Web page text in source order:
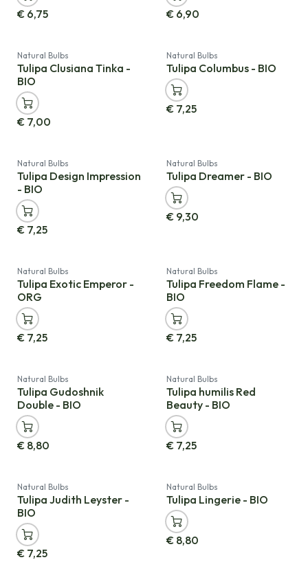
€ 6,75 € 6,90
Natural Bulbs
Tulipa Clusiana Tinka -
BIO
€ 7,00
Natural Bulbs
Tulipa Columbus - BIO
€ 7,25
Natural Bulbs
Tulipa Design Impression
- BIO
€ 7,25
Natural Bulbs
Tulipa Dreamer - BIO
€ 9,30
Natural Bulbs
Tulipa Exotic Emperor -
ORG
€ 7,25
Natural Bulbs
Tulipa Freedom Flame -
BIO
€ 7,25
Natural Bulbs
Tulipa Gudoshnik
Double - BIO
€ 8,80
Natural Bulbs
Tulipa humilis Red
Beauty - BIO
€ 7,25
Natural Bulbs
Tulipa Judith Leyster -
BIO
€ 7,25
Neu!
Natural Bulbs
Tulipa Lingerie - BIO
€ 8,80